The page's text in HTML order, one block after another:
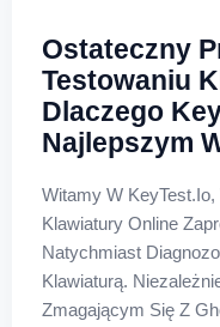
Ostateczny
Testowaniu
Dlaczego
Najlepszym
Witamy W
Klawiatury Online
Natychmiast
Klawiaturą.
Zmagającym Się Z